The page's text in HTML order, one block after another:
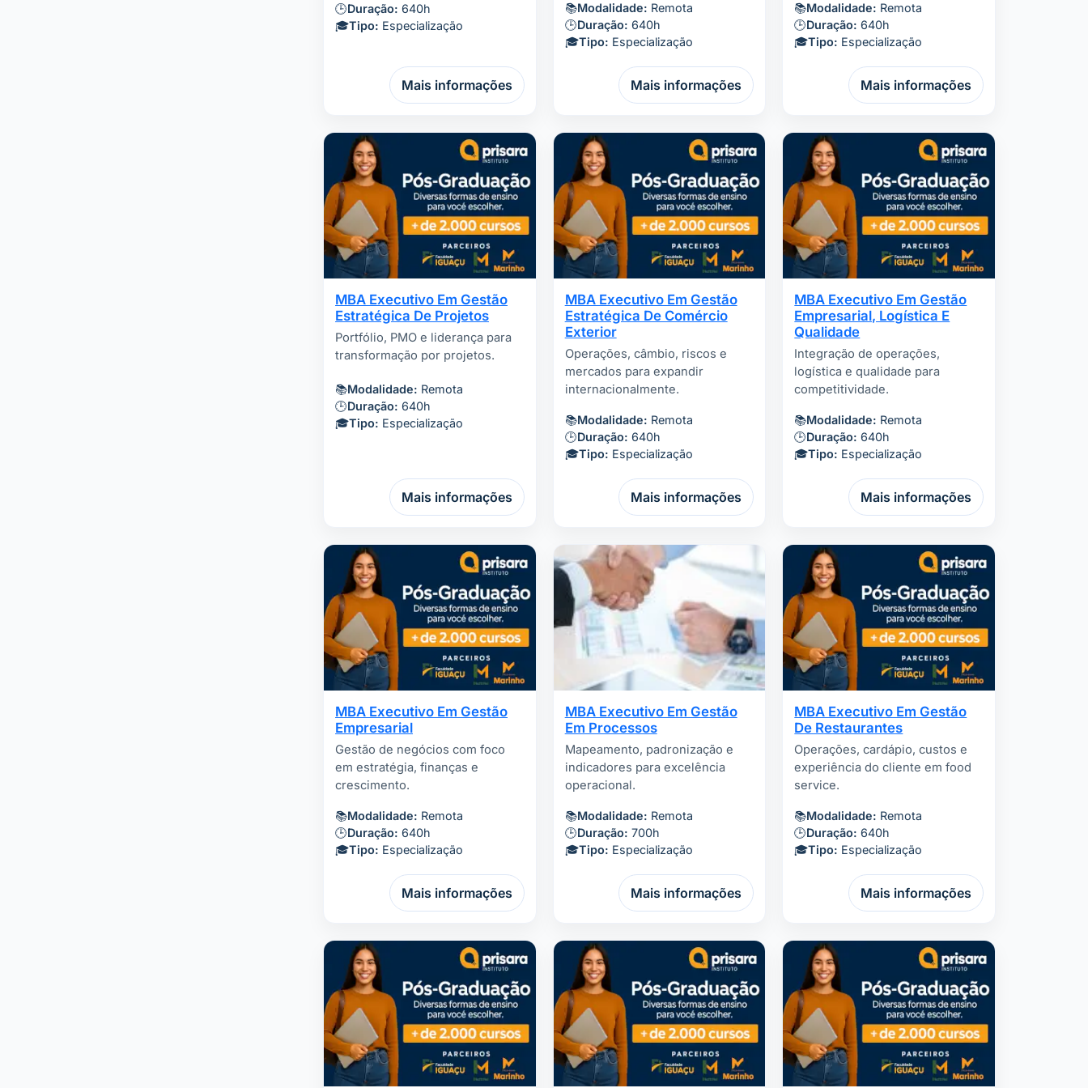
🕒Duração: 640h
🎓Tipo: Especialização
Mais informações
📚Modalidade: Remota
🕒Duração: 640h
🎓Tipo: Especialização
Mais informações
📚Modalidade: Remota
🕒Duração: 640h
🎓Tipo: Especialização
Mais informações
MBA Executivo Em Gestão
Estratégica De Projetos
Portfólio, PMO e liderança para
transformação por projetos.
📚Modalidade: Remota
🕒Duração: 640h
🎓Tipo: Especialização
Mais informações
MBA Executivo Em Gestão
Estratégica De Comércio
Exterior
Operações, câmbio, riscos e
mercados para expandir
internacionalmente.
📚Modalidade: Remota
🕒Duração: 640h
🎓Tipo: Especialização
Mais informações
MBA Executivo Em Gestão
Empresarial, Logística E
Qualidade
Integração de operações,
logística e qualidade para
competitividade.
📚Modalidade: Remota
🕒Duração: 640h
🎓Tipo: Especialização
Mais informações
MBA Executivo Em Gestão
Empresarial
Gestão de negócios com foco
em estratégia, finanças e
crescimento.
📚Modalidade: Remota
🕒Duração: 640h
🎓Tipo: Especialização
Mais informações
MBA Executivo Em Gestão
Em Processos
Mapeamento, padronização e
indicadores para excelência
operacional.
📚Modalidade: Remota
🕒Duração: 700h
🎓Tipo: Especialização
Mais informações
MBA Executivo Em Gestão
De Restaurantes
Operações, cardápio, custos e
experiência do cliente em food
service.
📚Modalidade: Remota
🕒Duração: 640h
🎓Tipo: Especialização
Mais informações